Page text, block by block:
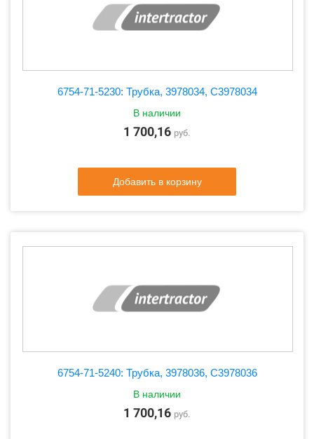
6754-71-5230: Трубка, 3978034, C3978034
В наличии
1 700,16 руб.
Добавить в корзину
6754-71-5240: Трубка, 3978036, C3978036
В наличии
1 700,16 руб.